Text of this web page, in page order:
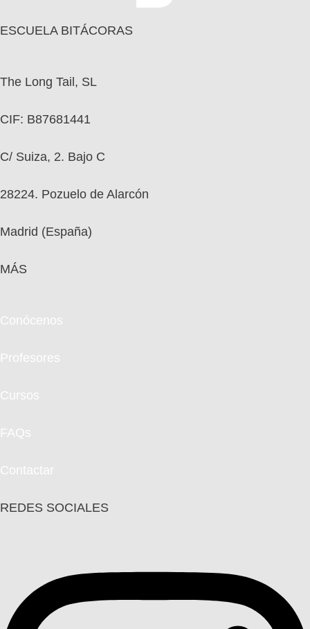
ESCUELA BITÁCORAS
The Long Tail, SL
CIF: B87681441
C/ Suiza, 2. Bajo C
28224. Pozuelo de Alarcón
Madrid (España)
MÁS
Conócenos
Profesores
Cursos
FAQs
Contactar
REDES SOCIALES